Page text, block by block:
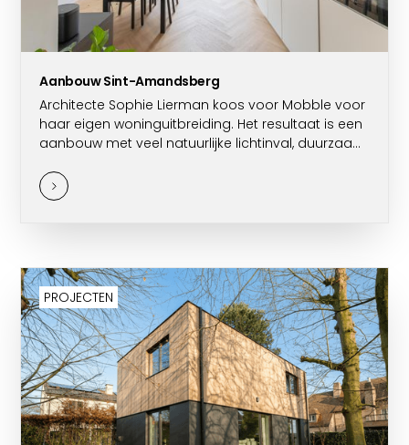
Aanbouw Sint-Amandsberg
Architecte Sophie Lierman koos voor Mobble voor
haar eigen woninguitbreiding. Het resultaat is een
aanbouw met veel natuurlijke lichtinval, duurzaam
PROJECTEN